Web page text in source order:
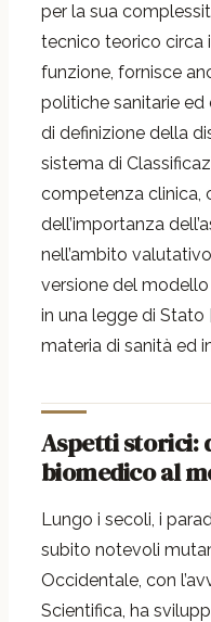
per la sua
tecnico teorico circa
funzione, fornisce
politiche sanitarie ed
di definizione della
sistema di
competenza clinica,
dell’importanza
nell’ambito
versione del
in una legge di Stato
materia di sanità ed
Aspetti storici:
biomedico al
Lungo i secoli, i
subito notevoli
Occidentale, con
Scientifica, ha